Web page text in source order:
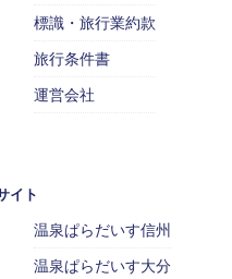
標識・旅行業約款
旅行条件書
運営会社
イト
温泉ぱらだいす信州
温泉ぱらだいす大分